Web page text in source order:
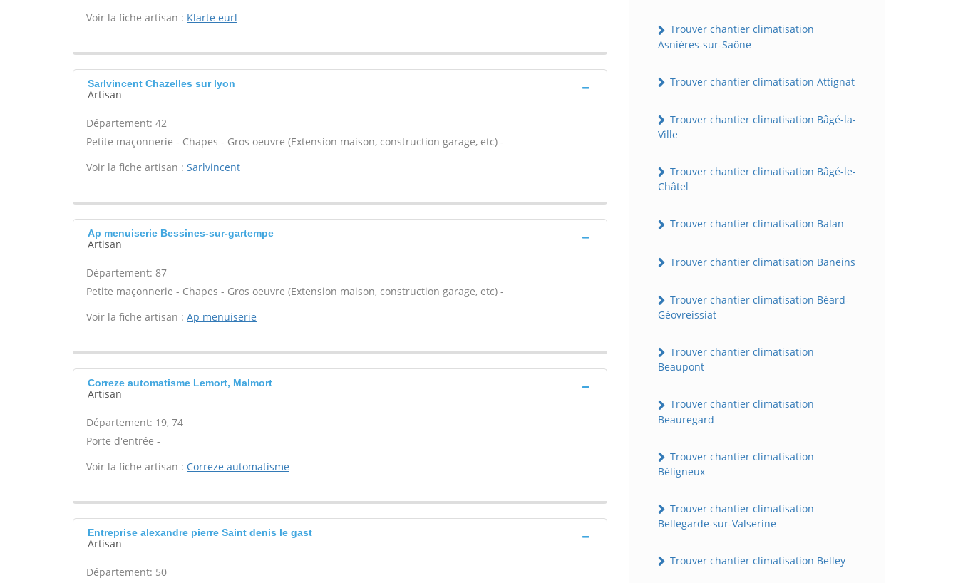
Voir la fiche artisan : Klarte eurl
Sarlvincent Chazelles sur lyon
Artisan
Département: 42
Petite maçonnerie - Chapes - Gros oeuvre (Extension maison, construction garage, etc) -
Voir la fiche artisan : Sarlvincent
Ap menuiserie Bessines-sur-gartempe
Artisan
Département: 87
Petite maçonnerie - Chapes - Gros oeuvre (Extension maison, construction garage, etc) -
Voir la fiche artisan : Ap menuiserie
Correze automatisme Lemort, Malmort
Artisan
Département: 19, 74
Porte d'entrée -
Voir la fiche artisan : Correze automatisme
Entreprise alexandre pierre Saint denis le gast
Artisan
Département: 50
Trouver chantier climatisation
Asnières-sur-Saône
Trouver chantier climatisation Attignat
Trouver chantier climatisation Bâgé-la-
Ville
Trouver chantier climatisation Bâgé-le-
Châtel
Trouver chantier climatisation Balan
Trouver chantier climatisation Baneins
Trouver chantier climatisation Béard-
Géovreissiat
Trouver chantier climatisation
Beaupont
Trouver chantier climatisation
Beauregard
Trouver chantier climatisation
Béligneux
Trouver chantier climatisation
Bellegarde-sur-Valserine
Trouver chantier climatisation Belley